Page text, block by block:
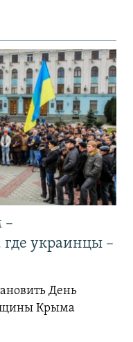
–
украинцы –
День
Крыма